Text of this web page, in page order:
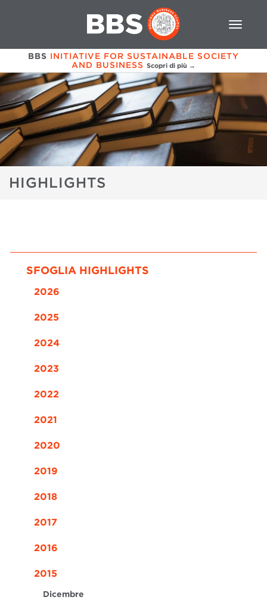
BBS INITIATIVE FOR SUSTAINABLE SOCIETY
AND BUSINESS Scopri di più →
HIGHLIGHTS
SFOGLIA HIGHLIGHTS
2026
2025
2024
2023
2022
2021
2020
2019
2018
2017
2016
2015
Dicembre